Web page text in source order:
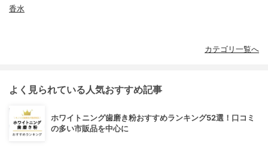
香水
カテゴリ一覧へ
よく見られている人気おすすめ記事
ホワイトニング歯磨き粉おすすめランキング52選！口コミ
の多い市販品を中心に